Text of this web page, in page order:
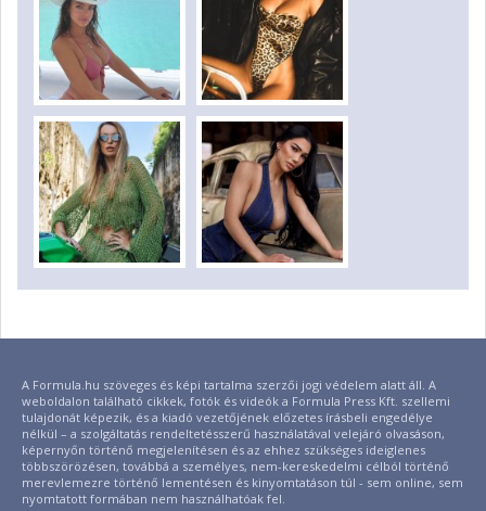
A Formula.hu szöveges és képi tartalma szerzői jogi védelem alatt áll. A
weboldalon található cikkek, fotók és videók a Formula Press Kft. szellemi
tulajdonát képezik, és a kiadó vezetőjének előzetes írásbeli engedélye
nélkül – a szolgáltatás rendeltetésszerű használatával velejáró olvasáson,
képernyőn történő megjelenítésen és az ehhez szükséges ideiglenes
többszörözésen, továbbá a személyes, nem-kereskedelmi célból történő
merevlemezre történő lementésen és kinyomtatáson túl - sem online, sem
nyomtatott formában nem használhatóak fel.